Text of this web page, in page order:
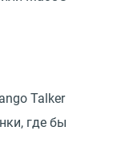
Talker
где бы